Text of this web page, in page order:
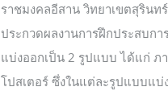
ราชมงคลอีสาน วิทยาเขตสุรินท
ประกวดผลงานการฝึกประสบก
แบ่งออกเป็น 2 รูปแบบ ได้แก่ ภ
โปสเตอร์ ซึ่งในแต่ละรูปแบบแบ่